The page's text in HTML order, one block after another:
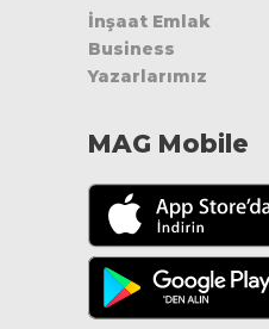
İnşaat Emlak
Business
Yazarlarımız
MAG Mobile